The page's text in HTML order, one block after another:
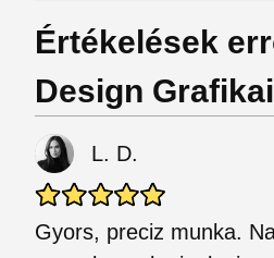
Értékelések
Design
L. D.
Gyors, preciz munka.